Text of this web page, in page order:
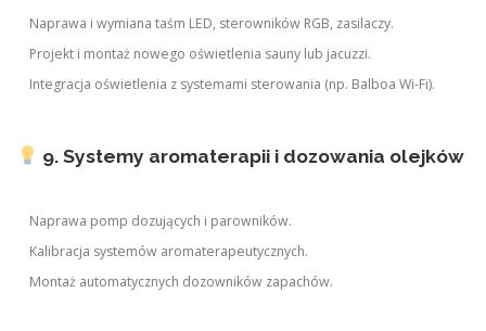
Naprawa i wymiana taśm LED, sterowników RGB, zasilaczy.
Projekt i montaż nowego oświetlenia sauny lub jacuzzi.
Integracja oświetlenia z systemami sterowania (np. Balboa Wi-Fi).
9. Systemy aromaterapii i dozowania olejków
Naprawa pomp dozujących i parowników.
Kalibracja systemów aromaterapeutycznych.
Montaż automatycznych dozowników zapachów.